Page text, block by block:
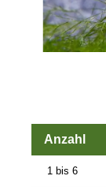
Anzahl
1 bis 6